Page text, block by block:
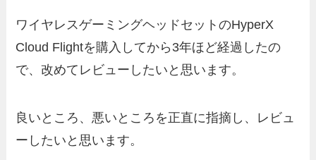
ワイヤレスゲーミングヘッドセットのHyperX
Cloud Flightを購入してから3年ほど経過したの
で、改めてレビューしたいと思います。
良いところ、悪いところを正直に指摘し、レビュ
ーしたいと思います。